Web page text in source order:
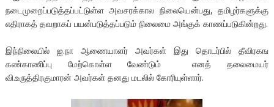
நடைமுறைப்படுத்தப்பட்டுள்ள அவசரக்கால நிலையென்பது, தமிழர்களுக்கு
எதிராகத் தவறாகப் பயன்படுத்தப்படும் நிலைமை அங்குக் காணப்படுகின்றது.
இந்நிலையில் ஐ.நா ஆணையாளர் அவர்கள் இது தொடர்பில் தீவிரகங
கண்காணிப்பு மேற்கொள்ள வேண்டும் எனத் தலைமையர்
வி.உருத்திரகுமாரன் அவர்கள் தனது மடலில் கோரியுள்ளார்.